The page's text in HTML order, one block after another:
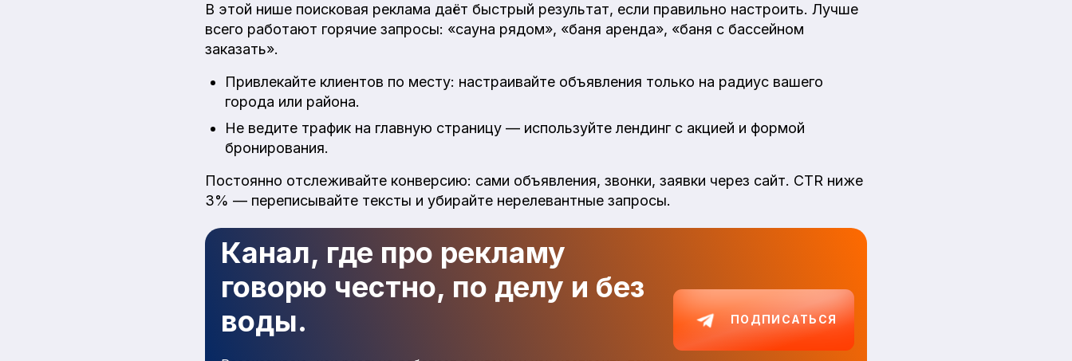
В этой нише поисковая реклама даёт быстрый результат, если правильно настроить. Лучше
всего работают горячие запросы: «сауна рядом», «баня аренда», «баня с бассейном
заказать».
Привлекайте клиентов по месту: настраивайте объявления только на радиус вашего
города или района.
Не ведите трафик на главную страницу — используйте лендинг с акцией и формой
бронирования.
Постоянно отслеживайте конверсию: сами объявления, звонки, заявки через сайт. CTR ниже
3% — переписывайте тексты и убирайте нерелевантные запросы.
Канал, где про рекламу
говорю честно, по делу и без
воды.
ПОДПИСАТЬСЯ